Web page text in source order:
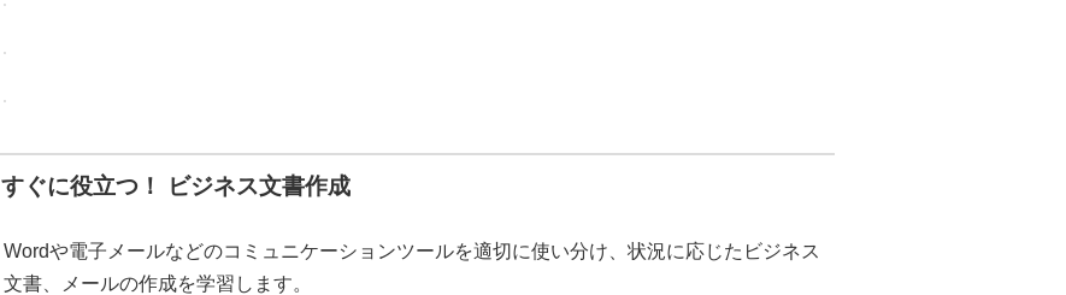
すぐに役立つ！ ビジネス文書作成
Wordや電子メールなどのコミュニケーションツールを適切に使い分け、状況に応じたビジネス
文書、メールの作成を学習します。